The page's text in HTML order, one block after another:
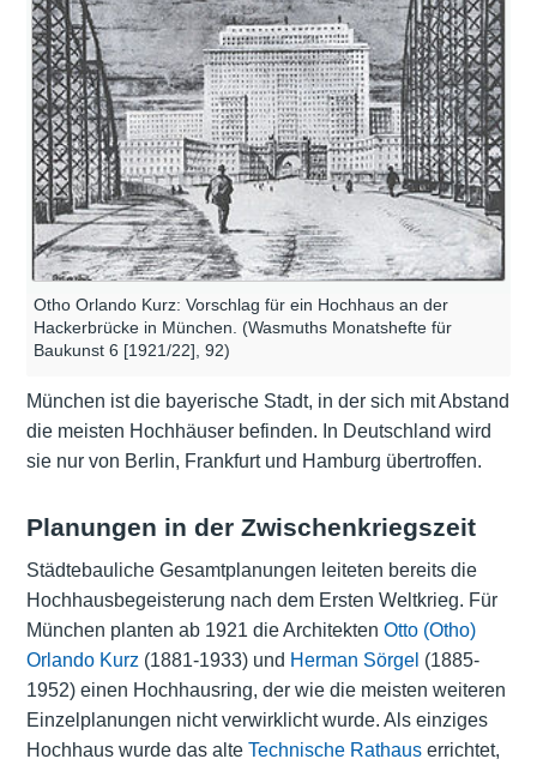
Otho Orlando Kurz: Vorschlag für ein Hochhaus an der
Hackerbrücke in München. (Wasmuths Monatshefte für
Baukunst 6 [1921/22], 92)
München ist die bayerische Stadt, in der sich mit Abstand
die meisten Hochhäuser befinden. In Deutschland wird
sie nur von Berlin, Frankfurt und Hamburg übertroffen.
Planungen in der Zwischenkriegszeit
Städtebauliche Gesamtplanungen leiteten bereits die
Hochhausbegeisterung nach dem Ersten Weltkrieg. Für
München planten ab 1921 die Architekten Otto (Otho)
Orlando Kurz (1881-1933) und Herman Sörgel (1885-
1952) einen Hochhausring, der wie die meisten weiteren
Einzelplanungen nicht verwirklicht wurde. Als einziges
Hochhaus wurde das alte Technische Rathauserrichtet,